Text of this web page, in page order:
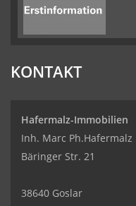
KONTAKT
Hafermalz-Immobilien
Inh. Marc Ph.Hafermalz
Bäringer Str. 21
38640 Goslar